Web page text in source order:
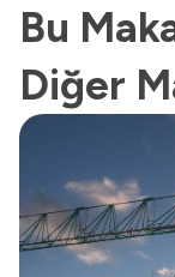
Bu
Diğer